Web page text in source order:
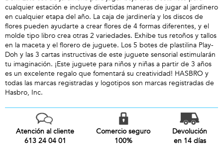
cualquier estación e incluye divertidas maneras de jugar al jardinero
en cualquier etapa del año. La caja de jardinería y los discos de
flores pueden ayudarte a crear flores de 4 formas diferentes, y el
molde tipo libro crea otras 2 variedades. Exhibe tus retoños y tallos
en la maceta y el florero de juguete. Los 5 botes de plastilina Play-
Doh y las 3 cartas instructivas de este juguete sensorial estimularán
tu imaginación. ¡Este juguete para niños y niñas a partir de 3 años
es un excelente regalo que fomentará su creatividad! HASBRO y
todas las marcas registradas y logotipos son marcas registradas de
Hasbro, Inc.
Atención al cliente
613 24 04 01
Comercio seguro
100%
Devolución
en 14 días